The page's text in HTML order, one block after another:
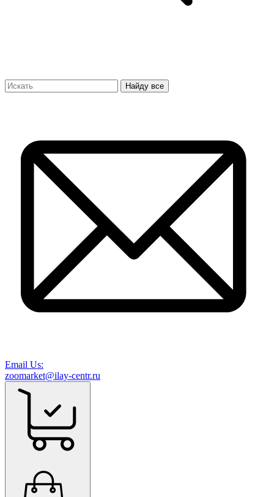
Найду все
Email Us:
zoomarket@ilay-centr.ru